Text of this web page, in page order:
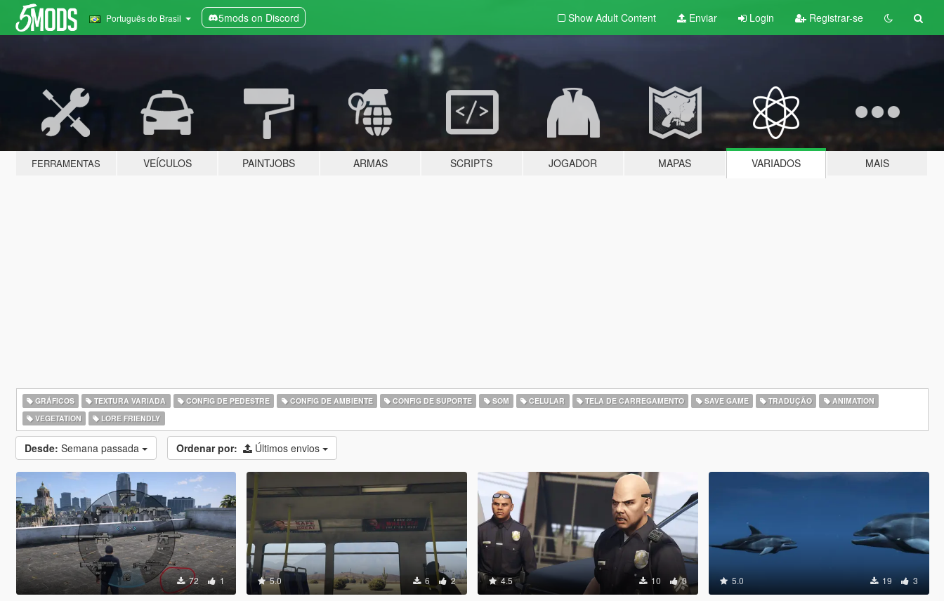
Português do Brasil 5mods on Discord Show Adult Content Enviar Login Registrar-se
FERRAMENTAS VEÍCULOS PAINTJOBS ARMAS SCRIPTS JOGADOR MAPAS VARIADOS MAIS
GRÁFICOS TEXTURA VARIADA CONFIG DE PEDESTRE CONFIG DE AMBIENTE CONFIG DE SUPORTE SOM CELULAR TELA DE CARREGAMENTO SAVE GAME TRADUÇÃO
ANIMATION
VEGETATION
LORE FRIENDLY
Desde: Semana passada Ordenar por: Últimos envios
72 1 5.0 6 2 4.5 10 0 5.0 19 3